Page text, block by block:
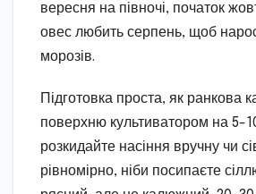
вересня на півночі, початок
овес любить серпень, щоб
морозів.
Підготовка проста, як ранкова
поверхню культиватором на 5-
розкидайте насіння вручну чи
рівномірно, ніби посипаєте